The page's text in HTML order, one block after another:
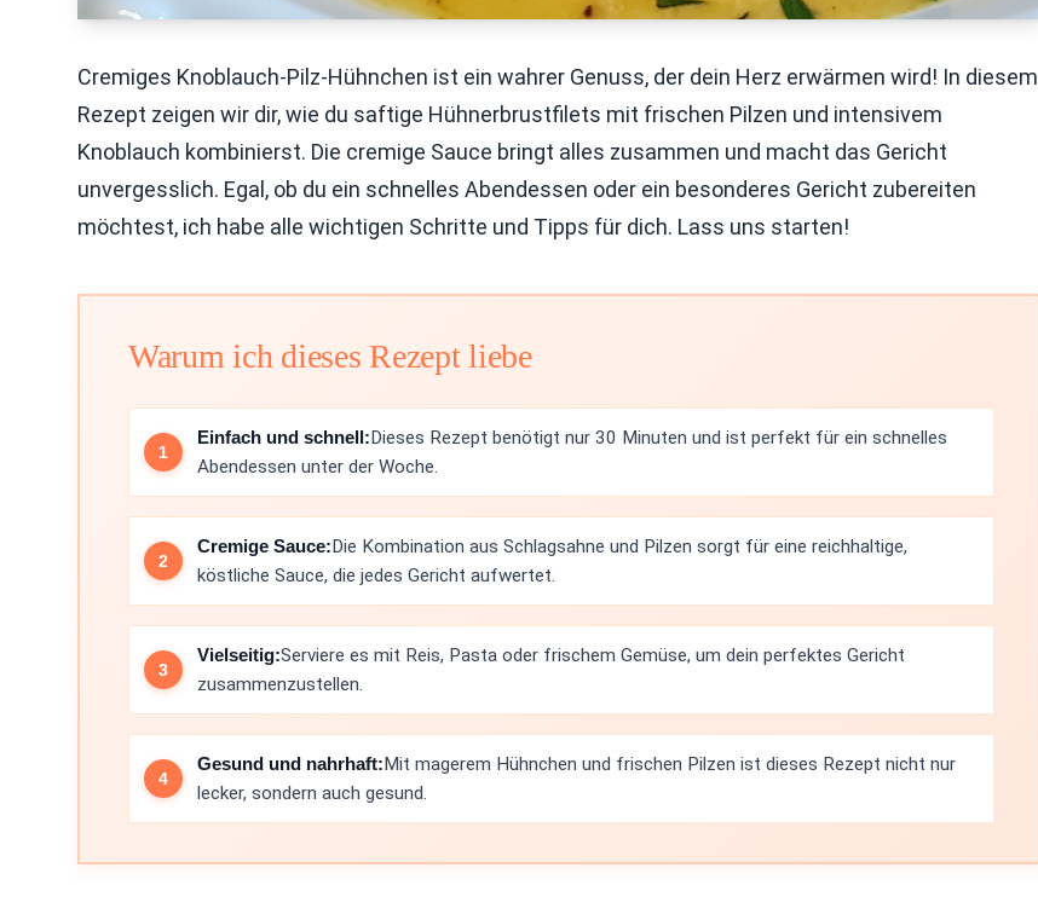
Cremiges Knoblauch-Pilz-Hühnchen ist ein wahrer Genuss, der dein Herz erwärmen wird! In diesem
Rezept zeigen wir dir, wie du saftige Hühnerbrustfilets mit frischen Pilzen und intensivem
Knoblauch kombinierst. Die cremige Sauce bringt alles zusammen und macht das Gericht
unvergesslich. Egal, ob du ein schnelles Abendessen oder ein besonderes Gericht zubereiten
möchtest, ich habe alle wichtigen Schritte und Tipps für dich. Lass uns starten!
Warum ich dieses Rezept liebe
Einfach und schnell:Dieses Rezept benötigt nur 30 Minuten und ist perfekt für ein schnelles
Abendessen unter der Woche.
Cremige Sauce:Die Kombination aus Schlagsahne und Pilzen sorgt für eine reichhaltige,
köstliche Sauce, die jedes Gericht aufwertet.
Vielseitig:Serviere es mit Reis, Pasta oder frischem Gemüse, um dein perfektes Gericht
zusammenzustellen.
Gesund und nahrhaft:Mit magerem Hühnchen und frischen Pilzen ist dieses Rezept nicht nur
lecker, sondern auch gesund.